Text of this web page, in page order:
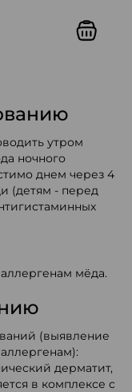
утром
ночного
днем через 4
(детям - перед
мёда.
(выявление
дерматит,
в комплексе с